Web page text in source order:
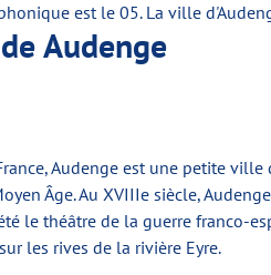
est le 05. La ville
Audenge
Audenge est une petite
Âge. Au XVIIIe siècle,
le théâtre de la guerre franco-
les rives de la rivière Eyre.